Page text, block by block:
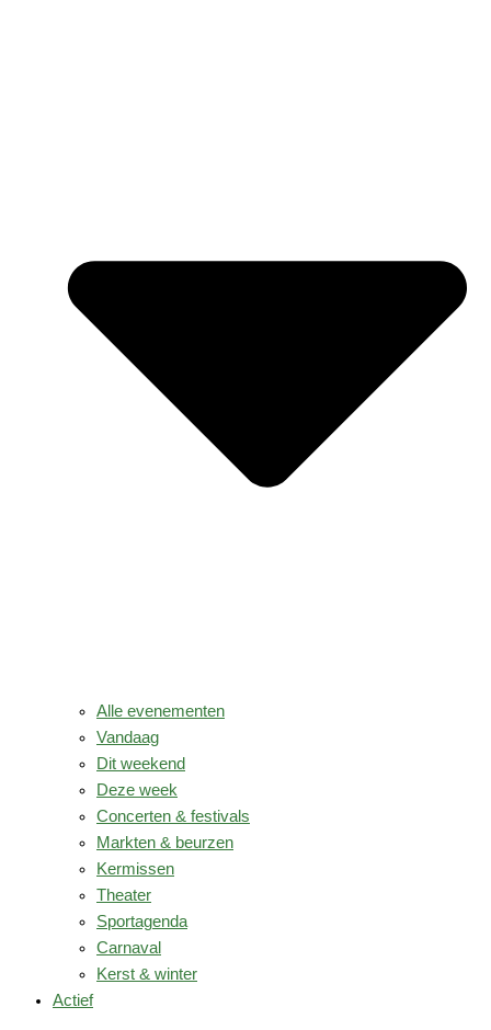
Alle evenementen
Vandaag
Dit weekend
Deze week
Concerten & festivals
Markten & beurzen
Kermissen
Theater
Sportagenda
Carnaval
Kerst & winter
Actief